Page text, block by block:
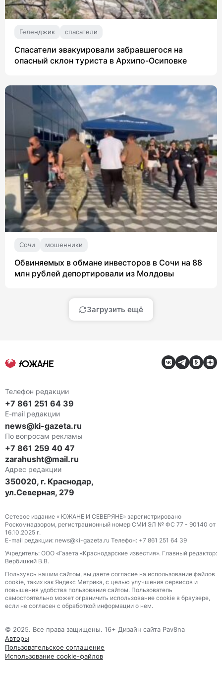
Геленджик спасатели
Спасатели эвакуировали забравшегося на
опасный склон туриста в Архипо-Осиповке
Сочи мошенники
Обвиняемых в обмане инвесторов в Сочи на 88
млн рублей депортировали из Молдовы
Загрузить ещё
Телефон редакции
+7 861 251 64 39
E-mail редакции
news@ki-gazeta.ru
По вопросам рекламы
+7 861 259 40 47
zarahusht@mail.ru
Адрес редакции
350020, г. Краснодар,
ул.Северная, 279
Сетевое издание « ЮЖАНЕ И СЕВЕРЯНЕ» зарегистрировано
Роскомнадзором, регистрационный номер СМИ ЭЛ № ФС 77 - 90140 от
16.10.2025 г.
E-mail редакции: news@ki-gazeta.ru Телефон: +7 861 251 64 39
Учредитель: ООО «Газета «Краснодарские известия». Главный редактор:
Вербицкий В.В.
Пользуясь нашим сайтом, вы даете согласие на использование файлов
сооkіе, таких как Яндекс Метрика, с целью улучшения сервисов и
повышения удобства пользования сайтом. Пользователь
самостоятельно может ограничить использование сооkіе в браузере,
если не согласен с обработкой информации о нем.
© 2025. Все права защищены. 16+ Дизайн сайта Pav8na
Авторы
Пользовательское соглашение
Использование cookie-файлов